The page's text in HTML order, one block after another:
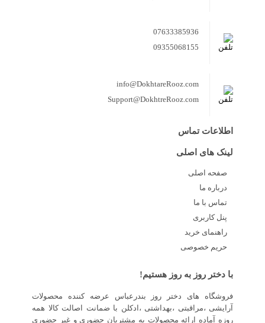
07633385936
09355068155
info@DokhtareRooz.com
Support@DokhtreRooz.com
اطلاعات تماس
لینک های اصلی
صفحه اصلی
درباره ما
تماس با ما
پنل کاربری
راهنمای خرید
حریم خصوصی
با دختر روز به روز هستیم!
فروشگاه های دختر روز بندرعباس عرضه کننده محصولات
آرایشی ،مراقبتی ،بهداشتی ،ادکلن با ضمانت اصالت کالا همه
روزه آماده ارائه محصولات به مشتریان حضوری و غیر حضوری